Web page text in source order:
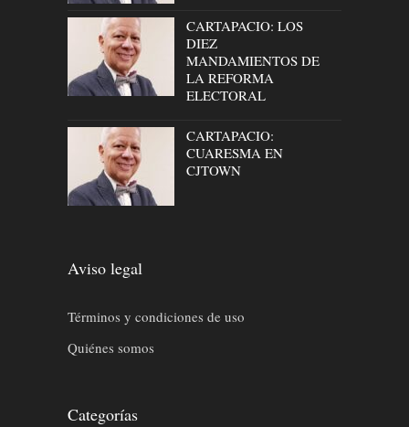
CARTAPACIO: LOS
DIEZ
MANDAMIENTOS DE
LA REFORMA
ELECTORAL
CARTAPACIO:
CUARESMA EN
CJTOWN
Aviso legal
Términos y condiciones de uso
Quiénes somos
Categorías